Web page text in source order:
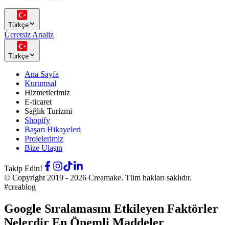
Türkçe
Ücretsiz Analiz
Türkçe
Ana Sayfa
Kurumsal
Hizmetlerimiz
E-ticaret
Sağlık Turizmi
Shopify
Başarı Hikayeleri
Projelerimiz
Bize Ulaşın
Takip Edin!
© Copyright 2019 - 2026 Creamake. Tüm hakları saklıdır.
#creablog
Google Sıralamasını Etkileyen Faktörler